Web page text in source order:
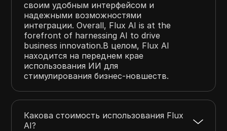
своим удобным интерфейсом и
надежными возможностями
интеграции. Overall, Flux AI is at the
forefront of harnessing AI to drive
business innovation.В целом, Flux AI
находится на переднем крае
использования ИИ для
стимулирования бизнес-новшеств.
Какова стоимость использования Flux
AI?